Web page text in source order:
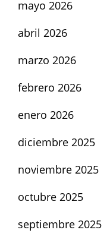
mayo 2026
abril 2026
marzo 2026
febrero 2026
enero 2026
diciembre 2025
noviembre 2025
octubre 2025
septiembre 2025